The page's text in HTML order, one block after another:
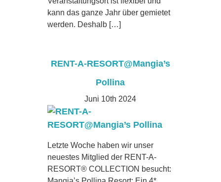
kann das ganze Jahr über gemietet
werden. Deshalb […]
RENT-A-RESORT@Mangia’s
Pollina
Juni 10th 2024
Letzte Woche haben wir unser
neuestes Mitglied der RENT-A-
RESORT® COLLECTION besucht: